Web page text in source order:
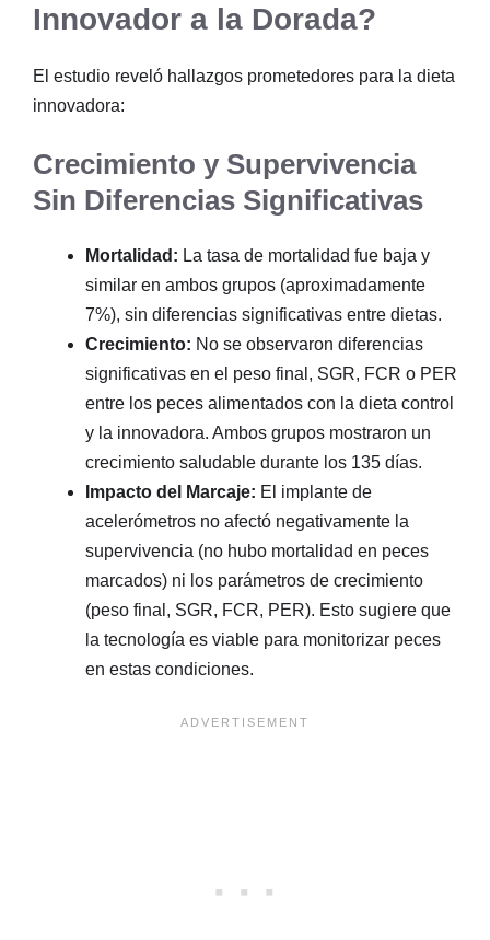
Innovador a la Dorada?
El estudio reveló hallazgos prometedores para la dieta
innovadora:
Crecimiento y Supervivencia
Sin Diferencias Significativas
Mortalidad: La tasa de mortalidad fue baja y
similar en ambos grupos (aproximadamente
7%), sin diferencias significativas entre dietas.
Crecimiento: No se observaron diferencias
significativas en el peso final, SGR, FCR o PER
entre los peces alimentados con la dieta control
y la innovadora. Ambos grupos mostraron un
crecimiento saludable durante los 135 días.
Impacto del Marcaje: El implante de
acelerómetros no afectó negativamente la
supervivencia (no hubo mortalidad en peces
marcados) ni los parámetros de crecimiento
(peso final, SGR, FCR, PER). Esto sugiere que
la tecnología es viable para monitorizar peces
en estas condiciones.